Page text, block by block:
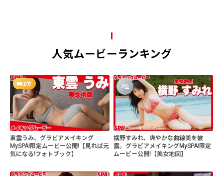
人気ムービーランキング
1位
東雲うみ、グラビアメイキング
MySPA!限定ムービー公開!【見れば元
気になる!フォトブック】
2位
横野すみれ、爽やかな曲線美を披
露。グラビアメイキングMySPA!限定
ムービー公開!【美女地図】